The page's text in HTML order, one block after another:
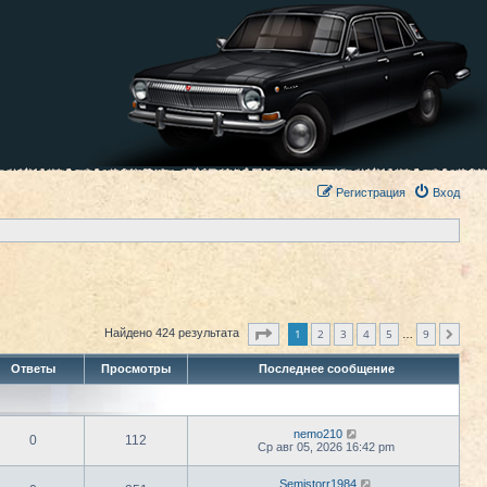
Вход
Регистрация
Найдено 424 результата Страница из9
1 2 3 4 5 9
Ответы Просмотры Последнее сообщение
0 112
nemo210
Ср авг 05, 2026 16:42 pm
Semistorr1984